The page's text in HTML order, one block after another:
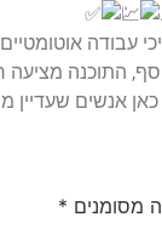
התוכנה
כאן אנשים
מסומנים *